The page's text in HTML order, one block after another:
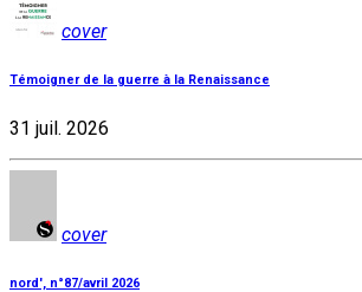
cover
Témoigner de la guerre à la Renaissance
31 juil. 2026
cover
nord', n°87/avril 2026